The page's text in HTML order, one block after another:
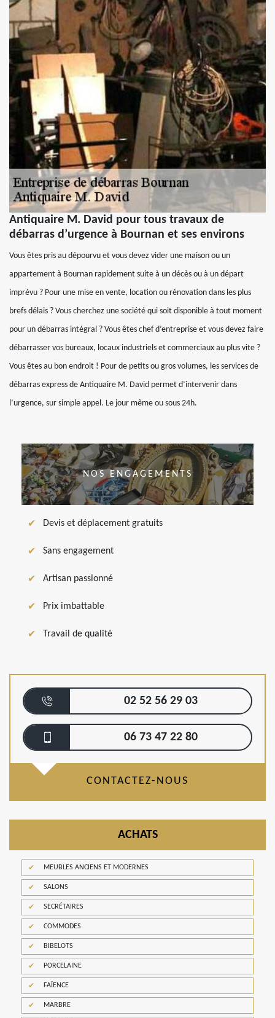
Antiquaire M. David pour tous travaux de
débarras d’urgence à Bournan et ses environs
Vous êtes pris au dépourvu et vous devez vider une maison ou un
appartement à Bournan rapidement suite à un décès ou à un départ
imprévu ? Pour une mise en vente, location ou rénovation dans les plus
brefs délais ? Vous cherchez une société qui soit disponible à tout moment
pour un débarras intégral ? Vous êtes chef d’entreprise et vous devez faire
débarrasser vos bureaux, locaux industriels et commerciaux au plus vite ?
Vous êtes au bon endroit ! Pour de petits ou gros volumes, les services de
débarras express de Antiquaire M. David permet d’intervenir dans
l’urgence, sur simple appel. Le jour même ou sous 24h.
NOS ENGAGEMENTS
Devis et déplacement gratuits
Sans engagement
Artisan passionné
Prix imbattable
Travail de qualité
02 52 56 29 03
06 73 47 22 80
CONTACTEZ-NOUS
ACHATS
MEUBLES ANCIENS ET MODERNES
SALONS
SECRÉTAIRES
COMMODES
BIBELOTS
PORCELAINE
FAÏENCE
MARBRE